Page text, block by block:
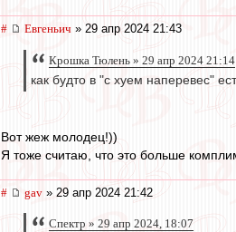
# Евгеньич » 29 апр 2024 21:43
Крошка Тюлень » 29 апр 2024 21:14
как будто в "с хуем наперевес"
Вот жеж молодец!))
Я тоже считаю, что это больше
# gav » 29 апр 2024 21:42
Спектр » 29 апр 2024, 18:07